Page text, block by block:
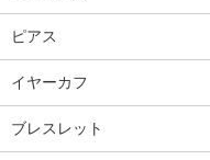
ピアス
イヤーカフ
ブレスレット